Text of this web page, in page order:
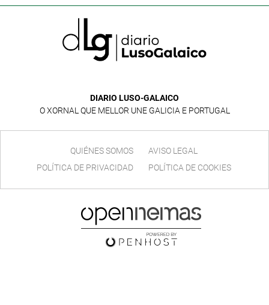
DIARIO LUSO-GALAICO
O XORNAL QUE MELLOR UNE GALICIA E PORTUGAL
QUIÉNES SOMOS
AVISO LEGAL
POLÍTICA DE PRIVACIDAD
POLÍTICA DE COOKIES